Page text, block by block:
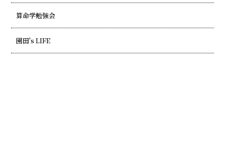
算命学勉強会
園田's LIFE